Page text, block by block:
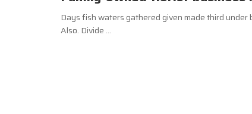
Days fish waters gathered given made third under
Also. Divide ...